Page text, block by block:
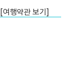
[여행약관 보기]